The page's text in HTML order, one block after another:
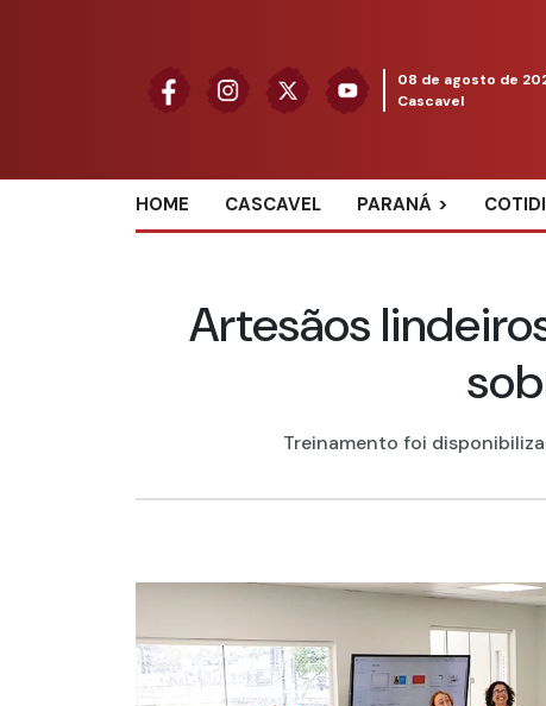
08 de agosto de
Cascavel
HOME CASCAVEL PARANÁ
Artesãos
Treinamento foi